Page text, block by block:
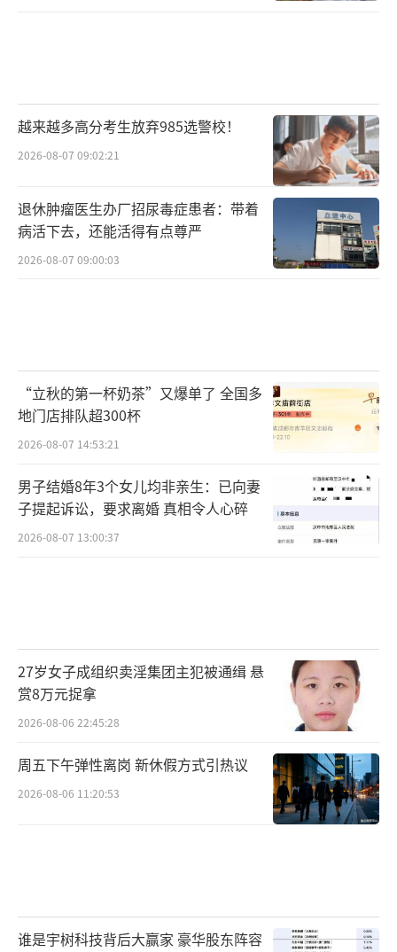
员运送到有关地区。“如果没有维修人员为飞
机提供支持，在战斗情况下为飞机装载武器，
为飞机提供燃气和其他一切物资，那么飞机停
在机场对我来说并没有什么用处。”温克勒
说。
美国智库兰德公司高级政策研究员雅各布
度来看，你希望分散军力，在每个基地都有两
架飞机，但当飞机如此分散时，你根本不可能
真正拥有支持飞机的后勤保障。”
报道提及，目前驻扎在天宁岛的美国空军
部队已经感受到后勤的困难，在这座面积不到4
0平方英里（约合103平方公里）的岛上只有约2
负责清理天宁岛北部机场的中队指挥官布
莱克·罗斯柴尔德（Blake Rothschild）说，
岛上物资必须通过飞机运送，“这是你唯一能
得到它们的途径，这需要时间。”
美国“动力”网站此前就批评说，即便美
军重新启用天宁岛和塞班岛等偏远机场，以分
散部署战机，但现代空军对于后勤设施的要求
能支持小规模、临时性的空军行动。在之前针
对“敏捷战斗部署”作战概念的演习中，美军
越来越多高分考生放弃985选警校！
2026-08-07 09:02:21
退休肿瘤医生办厂招尿毒症患者：带着
病活下去，还能活得有点尊严
2026-08-07 09:00:03
“立秋的第一杯奶茶”又爆单了 全国多
地门店排队超300杯
2026-08-07 14:53:21
男子结婚8年3个女儿均非亲生：已向妻
子提起诉讼，要求离婚 真相令人心碎
2026-08-07 13:00:37
27岁女子成组织卖淫集团主犯被通缉 悬
赏8万元捉拿
2026-08-06 22:45:28
周五下午弹性离岗 新休假方式引热议
2026-08-06 11:20:53
谁是宇树科技背后大赢家 豪华股东阵容